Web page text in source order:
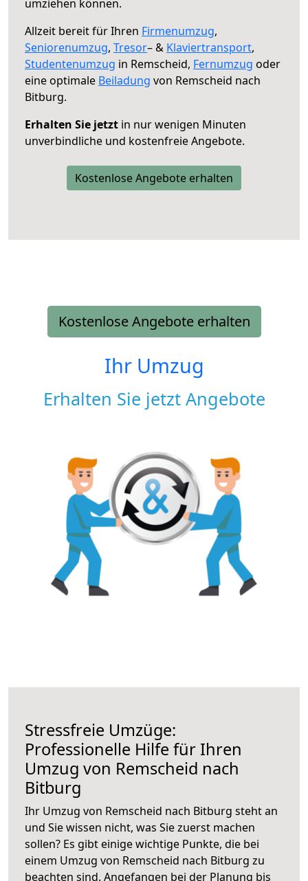
umziehen können.
Allzeit bereit für Ihren Firmenumzug,
Seniorenumzug, Tresor– & Klaviertransport,
Studentenumzug in Remscheid, Fernumzug oder
eine optimale Beiladung von Remscheid nach
Bitburg.
Erhalten Sie jetzt in nur wenigen Minuten
unverbindliche und kostenfreie Angebote.
Kostenlose Angebote erhalten
Kostenlose Angebote erhalten
Ihr Umzug
Erhalten Sie jetzt Angebote
Stressfreie Umzüge:
Professionelle Hilfe für Ihren
Umzug von Remscheid nach
Bitburg
Ihr Umzug von Remscheid nach Bitburg steht an
und Sie wissen nicht, was Sie zuerst machen
sollen? Es gibt einige wichtige Punkte, die bei
einem Umzug von Remscheid nach Bitburg zu
beachten sind. Angefangen bei der Planung bis